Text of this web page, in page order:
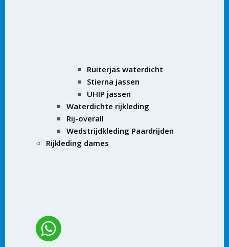
Ruiterjas waterdicht
Stierna jassen
UHIP jassen
Waterdichte rijkleding
Rij-overall
Wedstrijdkleding Paardrijden
Rijkleding dames